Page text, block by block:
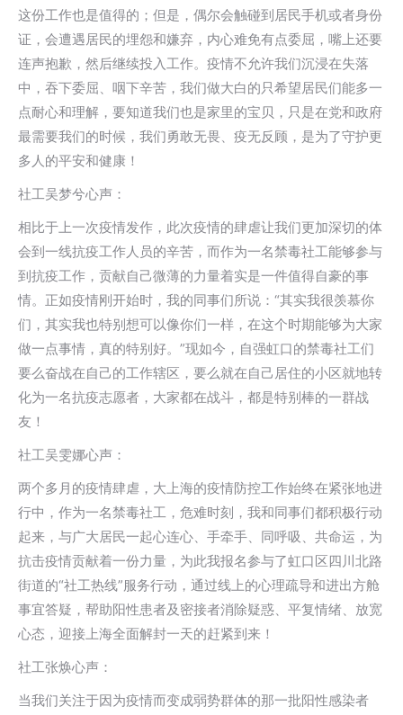
这份工作也是值得的；但是，偶尔会触碰到居民手机或者身份
证，会遭遇居民的埋怨和嫌弃，内心难免有点委屈，嘴上还要
连声抱歉，然后继续投入工作。疫情不允许我们沉浸在失落
中，吞下委屈、咽下辛苦，我们做大白的只希望居民们能多一
点耐心和理解，要知道我们也是家里的宝贝，只是在党和政府
最需要我们的时候，我们勇敢无畏、疫无反顾，是为了守护更
多人的平安和健康！
社工吴梦兮心声：
相比于上一次疫情发作，此次疫情的肆虐让我们更加深切的体
会到一线抗疫工作人员的辛苦，而作为一名禁毒社工能够参与
到抗疫工作，贡献自己微薄的力量着实是一件值得自豪的事
情。正如疫情刚开始时，我的同事们所说：“其实我很羡慕你
们，其实我也特别想可以像你们一样，在这个时期能够为大家
做一点事情，真的特别好。”现如今，自强虹口的禁毒社工们
要么奋战在自己的工作辖区，要么就在自己居住的小区就地转
化为一名抗疫志愿者，大家都在战斗，都是特别棒的一群战
友！
社工吴雯娜心声：
两个多月的疫情肆虐，大上海的疫情防控工作始终在紧张地进
行中，作为一名禁毒社工，危难时刻，我和同事们都积极行动
起来，与广大居民一起心连心、手牵手、同呼吸、共命运，为
抗击疫情贡献着一份力量，为此我报名参与了虹口区四川北路
街道的“社工热线”服务行动，通过线上的心理疏导和进出方舱
事宜答疑，帮助阳性患者及密接者消除疑惑、平复情绪、放宽
心态，迎接上海全面解封一天的赶紧到来！
社工张焕心声：
当我们关注于因为疫情而变成弱势群体的那一批阳性感染者